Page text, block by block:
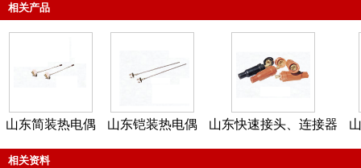
相关产品
山东简装热电偶 山东铠装热电偶 山东快速接头、连接器
相关资料